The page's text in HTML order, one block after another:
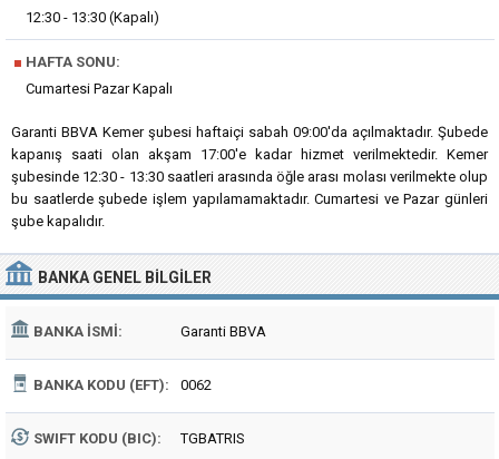
12:30 - 13:30 (Kapalı)
■ HAFTA SONU:
Cumartesi Pazar Kapalı
Garanti BBVA Kemer şubesi haftaiçi sabah 09:00'da açılmaktadır. Şubede
kapanış saati olan akşam 17:00'e kadar hizmet verilmektedir. Kemer
şubesinde 12:30 - 13:30 saatleri arasında öğle arası molası verilmekte olup
bu saatlerde şubede işlem yapılamamaktadır. Cumartesi ve Pazar günleri
şube kapalıdır.
BANKA GENEL BILGILER
BANKA İSMI: Garanti BBVA
BANKA KODU (EFT): 0062
SWIFT KODU (BIC): TGBATRIS